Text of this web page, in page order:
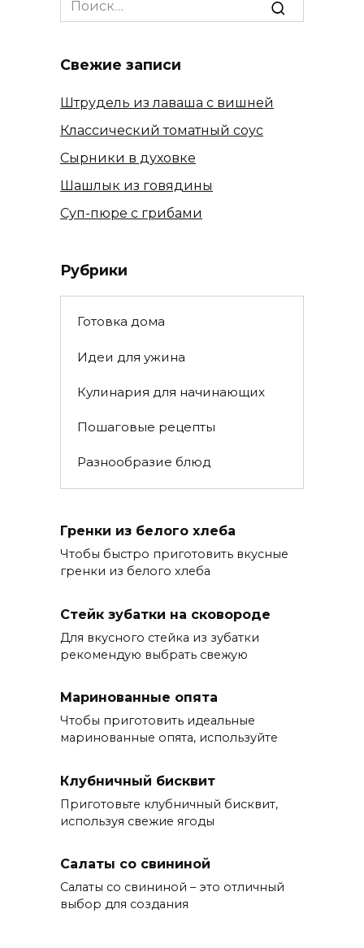
for:
Свежие записи
Штрудель из лаваша с вишней
Классический томатный соус
Сырники в духовке
Шашлык из говядины
Суп-пюре с грибами
Рубрики
Готовка дома
Идеи для ужина
Кулинария для начинающих
Пошаговые рецепты
Разнообразие блюд
Гренки из белого хлеба
Чтобы быстро приготовить вкусные
гренки из белого хлеба
Стейк зубатки на сковороде
Для вкусного стейка из зубатки
рекомендую выбрать свежую
Маринованные опята
Чтобы приготовить идеальные
маринованные опята, используйте
Клубничный бисквит
Приготовьте клубничный бисквит,
используя свежие ягоды
Салаты со свининой
Салаты со свининой – это отличный
выбор для создания